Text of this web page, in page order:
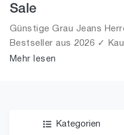
Schuhe
Sale
Günstige Grau Jeans
Bestseller aus 2026 ✓
Größe 38 in Sale!
Mehr lesen
Kategorien